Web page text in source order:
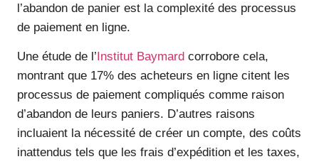
l’abandon de panier est la complexité des processus
de paiement en ligne.
Une étude de l’Institut Baymard corrobore cela,
montrant que 17% des acheteurs en ligne citent les
processus de paiement compliqués comme raison
d’abandon de leurs paniers. D’autres raisons
incluaient la nécessité de créer un compte, des coûts
inattendus tels que les frais d’expédition et les taxes,